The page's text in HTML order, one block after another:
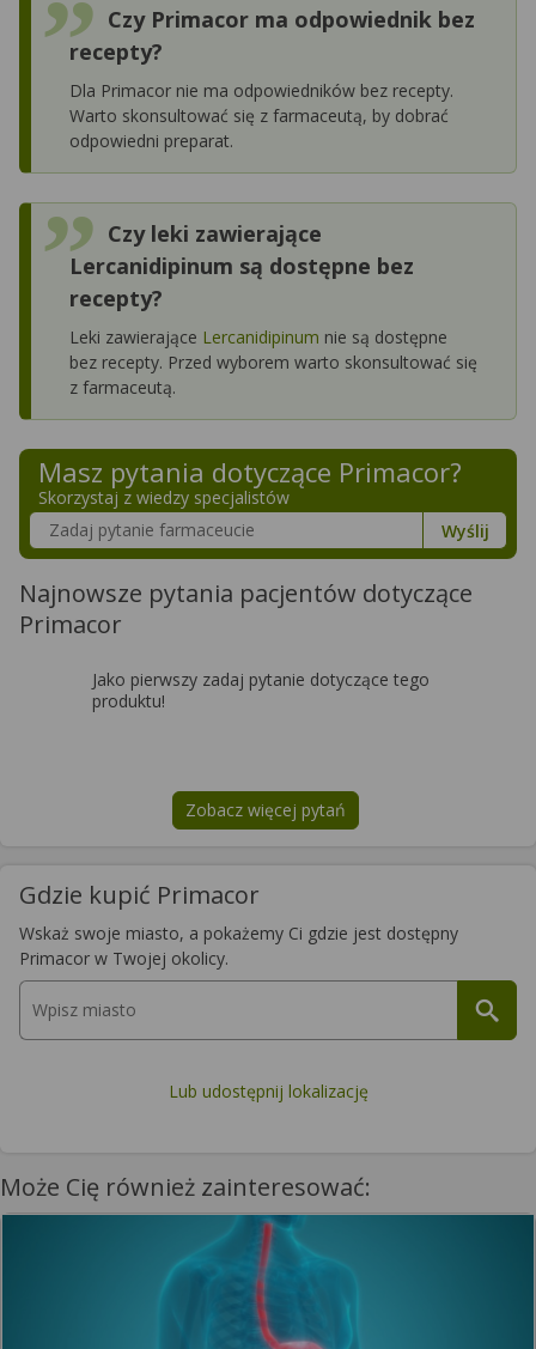
Czy Primacor ma odpowiednik bez
recepty?
Dla Primacor nie ma odpowiedników bez recepty.
Warto skonsultować się z farmaceutą, by dobrać
odpowiedni preparat.
Czy leki zawierające
Lercanidipinum są dostępne bez
recepty?
Leki zawierające Lercanidipinum nie są dostępne
bez recepty. Przed wyborem warto skonsultować się
z farmaceutą.
Masz pytania dotyczące Primacor?
Skorzystaj z wiedzy specjalistów
Szukaj w poradnikach o zdrowiu
Wyślij
Najnowsze pytania pacjentów dotyczące
Primacor
Jako pierwszy zadaj pytanie dotyczące tego
produktu!
Zobacz więcej pytań
na tematPrimacor
Gdzie kupić Primacor
Wskaż swoje miasto, a pokażemy Ci gdzie jest dostępny
Primacor w Twojej okolicy.
Lub udostępnij lokalizację
Może Cię również zainteresować: